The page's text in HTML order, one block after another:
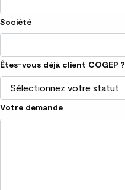
Société
Êtes-vous déjà client COGEP ?
Votre demande